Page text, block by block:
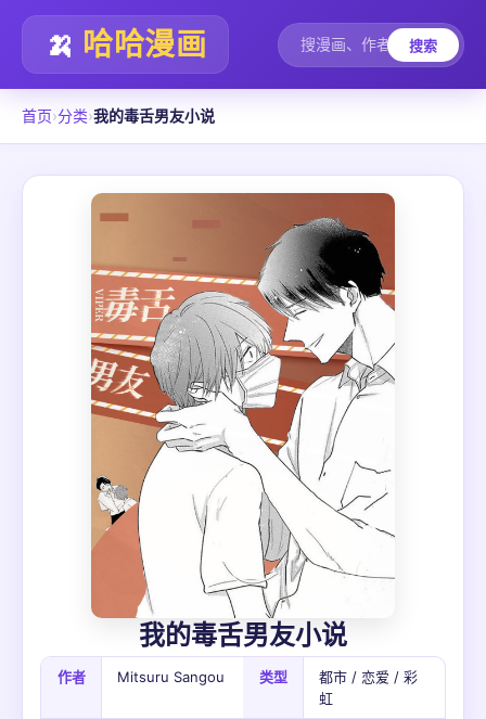
🍌 哈哈漫画 搜索
首页›分类›我的毒舌男友小说
我的毒舌男友小说
作者 Mitsuru Sangou 类型
都市 / 恋爱 / 彩
虹